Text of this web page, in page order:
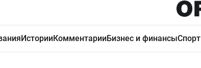
ИсторииКомментарииБизнес и финансыСпорт